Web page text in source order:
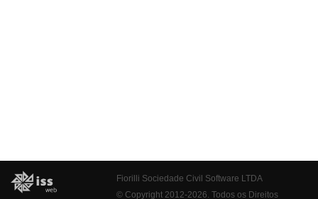
Fiorilli Sociedade Civil Software LTDA
© Copyright 2012-2026. Todos os Direitos